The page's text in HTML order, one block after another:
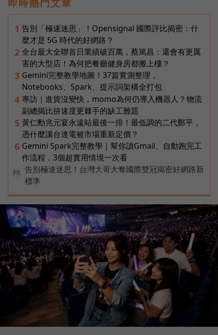
1 告別「極速迷思」！Opensignal 國際評比揭密：什
麼才是 5G 時代的好網路？
2 全台最大全聯首日業績破百萬，蔡篤昌：還會有更厲
害的大型店！為何把餐廳健身房都搬上樓？
3 Gemini完整教學地圖！37篇實測整理，
Notebooks、Spark、提示詞架構全打包
4 專訪｜進貨沒變快，momo為何仍導入機器人？物流
副總揭比拚速度更棘手的缺工難題
5 黃仁勳兆元宴永遠站最後一排！最低調的二代鄭平，
憑什麼讓台達電被市場重新定價？
6 Gemini Spark完整教學｜幫你讀Gmail、自動跑完工
作流程，3個超實用情境一次看
PR
告別極速迷思！台灣大哥大奪國際雙冠揭密好網路新
標準